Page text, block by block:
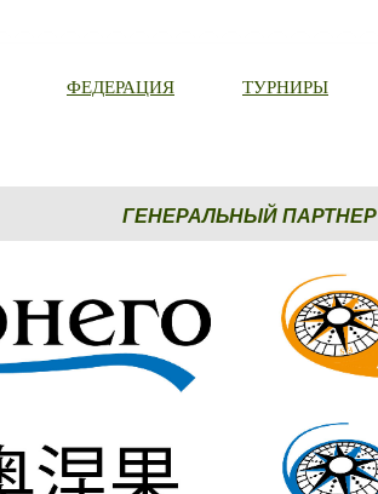
ФЕДЕРАЦИЯ ТУРНИРЫ
ГЕНЕРАЛЬНЫЙ ПАРТНЕР